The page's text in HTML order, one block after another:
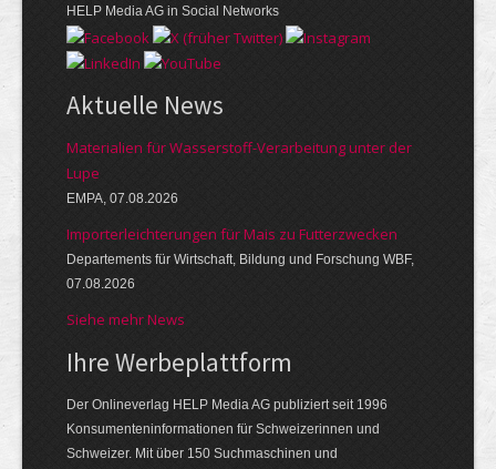
HELP Media AG in Social Networks
Aktuelle News
Materialien für Wasserstoff-Verarbeitung unter der
Lupe
EMPA, 07.08.2026
Importerleichterungen für Mais zu Futterzwecken
Departements für Wirtschaft, Bildung und Forschung WBF,
07.08.2026
Siehe mehr News
Ihre Werbeplattform
Der Onlineverlag HELP Media AG publiziert seit 1996
Konsumenteninformationen für Schweizerinnen und
Schweizer. Mit über 150 Suchmaschinen und